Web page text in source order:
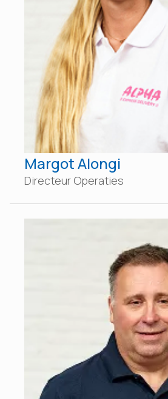
Margot Alongi
Directeur Operaties